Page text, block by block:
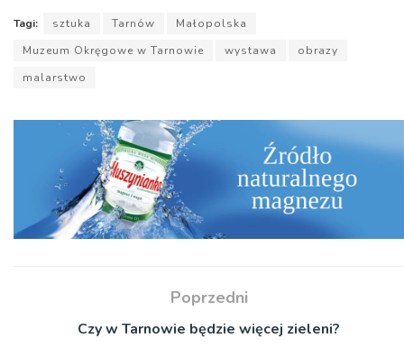
Tagi: sztuka Tarnów
Małopolska
Muzeum Okręgowe w Tarnowie
wystawa
obrazy
malarstwo
Poprzedni
Czy w Tarnowie będzie więcej zieleni?